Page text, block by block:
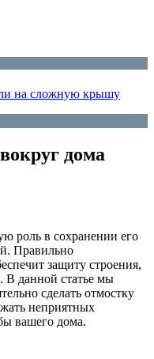
на сложную крышу
дома
роль в сохранении его
Правильно
защиту строения,
В данной статье мы
сделать отмостку
неприятных
вашего дома.